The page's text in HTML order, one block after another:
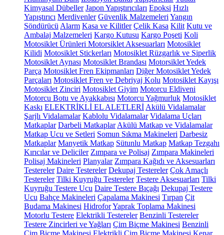
Kimyasal Dübeller Japon Yapıştırıcıları Epoksi Hızlı
Yapıştırıcı Merdivenler Güvenlik Malzemeleri Yangın
Söndürücü Alarm Kasa ve Kilitler Çelik Kasa Kilit Kutu ve
Ambalaj Malzemeleri Kargo Kutusu Kargo Poşeti Koli
Motosiklet Ürünleri Motorsiklet Aksesuarları Motosiklet
Kilidi Motosiklet Stickerları Motosiklet Rüzgarlık ve Siperlik
Motosiklet Aynası Motosiklet Brandası Motorsiklet Yedek
Parça Motosiklet Fren Ekipmanları Diğer Motosiklet Yedek
Parçaları Motosiklet Fren ve Debriyaj Kolu Motosiklet Kayışı
Motosiklet Zinciri Motosiklet Giyim Motorcu Eldiveni
Motorcu Botu ve Ayakkabısı Motorcu Yağmurluk Motosiklet
Kaskı ELEKTRİKLİ EL ALETLERİ Akülü Vidalamalar
Şarjlı Vidalamalar Kablolu Vidalamalar Vidalama Uçları
Matkaplar Darbeli Matkaplar Akülü Matkap ve Vidalamalar
Matkap Ucu ve Setleri Somun Sıkma Makineleri Darbesiz
Matkaplar Manyetik Matkap Sütunlu Matkap Matkap Tezgahı
Kırıcılar ve Deliciler Zımpara ve Polisaj Zımpara Makineleri
Polisaj Makineleri Planyalar Zımpara Kağıdı ve Aksesuarları
Testereler Daire Testereler Dekupaj Testereler Çok Amaçlı
Testereler Tilki Kuyruğu Testereler Testere Aksesuarları Tilki
Kuyruğu Testere Ucu Daire Testere Bıçağı Dekupaj Testere
Ucu Bahçe Makineleri Çapalama Makinesi Tırpan Çit
Budama Makinesi HidroforYaprak Toplama Makinesi
Motorlu Testere Elektrikli Testereler Benzinli Testereler
Testere Zincirleri ve Yağları Çim Biçme Makinesi Benzinli
Çim Biçme Makinesi Elektrikli Çim Biçme Makinesi Kenar